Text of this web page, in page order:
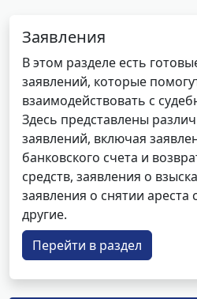
Заявления
В этом разделе есть
заявлений, которые
взаимодействовать с
Здесь представлены
заявлений, включая
банковского счета и
средств, заявления о
заявления о снятии ареста
другие.
Перейти в раздел